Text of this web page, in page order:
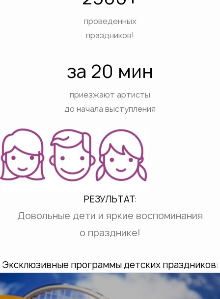
проведенных
праздников!
за 20 мин
приезжают артисты
до начала выступления
РЕЗУЛЬТАТ:
Довольные дети и яркие воспоминания
о празднике!
Эксклюзивные программы детских праздников: